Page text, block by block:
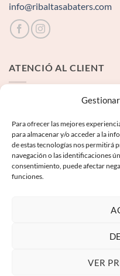
Para ofrecer las mejores
para almacenar y/o acceder a la
de estas tecnologías nos permitirá
navegación o las identificaciones
consentimiento, puede afectar
funciones.
VER
info@ribaltasabaters.com
ATENCIÓ AL CLIENT
INFORMACIÓ LEGAL
Avís Legal